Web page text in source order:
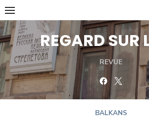
Skip
to
content
REGARD SUR
REVUE
FacebookTwitter
BALKANS